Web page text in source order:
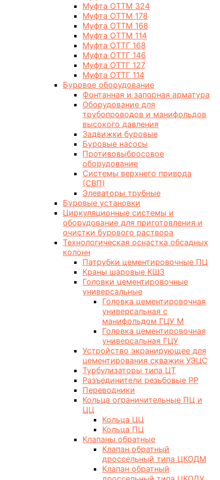
Муфта ОТТМ 324
Муфта ОТТМ 178
Муфта ОТТМ 168
Муфта ОТТМ 114
Муфта ОТТГ 168
Муфта ОТТГ 146
Муфта ОТТГ 127
Муфта ОТТГ 114
Буровое оборудование
Фонтанная и запорная арматура
Оборудование для
трубопроводов и манифольдов
высокого давления
Задвижки буровые
Буровые насосы
Противовыбросовое
оборудование
Системы верхнего привода
(СВП)
Элеваторы трубные
Буровые установки
Циркуляционные системы и
оборудование для приготовления и
очистки бурового раствора
Технологическая оснастка обсадных
колонн
Патрубки цементировочные ПЦ
Краны шаровые КШЗ
Головки цементировочные
универсальные
Головка цементировочная
универсальная с
манифольдом ГЦУ М
Головка цементировочная
универсальная ГЦУ
Устройство экранирующее для
цементирования скважин УЭЦС
Турбулизаторы типа ЦТ
Разъединители резьбовые РР
Переводники
Кольца ограничительные ПЦ и
ЦЦ
Кольца ЦЦ
Кольца ПЦ
Клапаны обратные
Клапан обратный
дроссельный типа ЦКОДМ
Клапан обратный